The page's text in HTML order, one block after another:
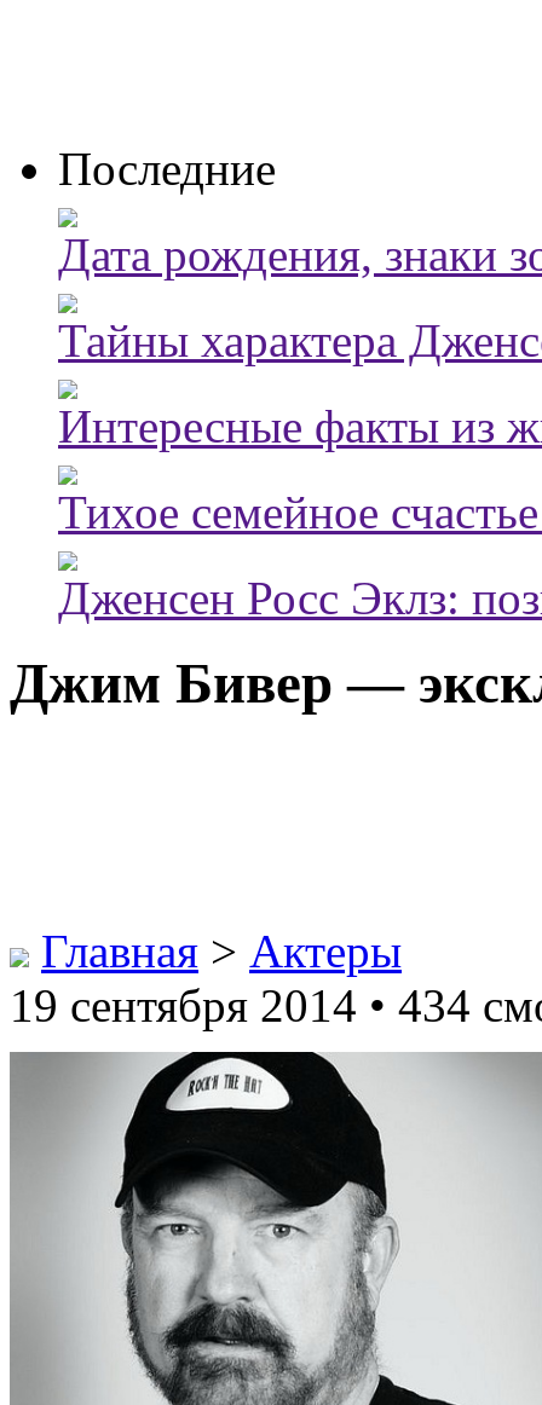
Последние
Дата рождения, знаки
Тайны характера
Интересные факты из
Тихое семейное
Дженсен Росс Эклз:
Джим Бивер —
Главная > Актеры
19 сентября 2014 • 434